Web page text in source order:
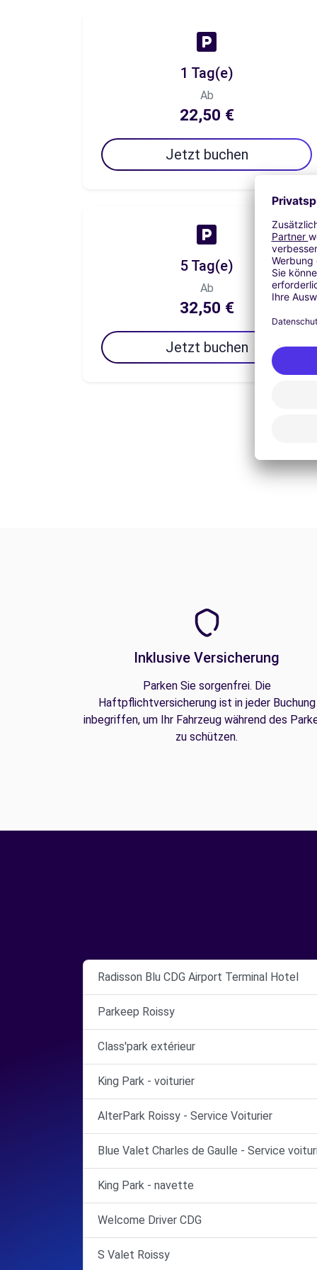
1 Tag(e)
Ab
22,50 €
Jetzt buchen
5 Tag(e)
Ab
32,50 €
Jetzt buchen
Inklusive Versicherung
Parken Sie sorgenfrei. Die
Haftpflichtversicherung ist in jeder Buchung
inbegriffen, um Ihr Fahrzeug während des
zu schützen.
Radisson Blu CDG Airport Terminal Hotel
Parkeep Roissy
Class'park extérieur
King Park - voiturier
AlterPark Roissy - Service Voiturier
Blue Valet Charles de Gaulle - Service
King Park - navette
Welcome Driver CDG
S Valet Roissy